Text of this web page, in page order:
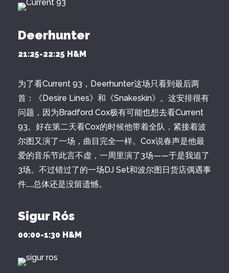
Deerhunter
21:25-22:25 H&M
为了看Current 93，Deerhunter这场只看到最后两
首：《Desire Lines》和《Snakeskin》。这安排很有
问题，因为Bradford Cox极有可能也想去看Current
93。好在第二天看Cox的时候他带着全队，紧接着波
尔图又演了一场，曲目完全一样。Cox说春声是他最
爱的音乐节此言不虚，一周里演了3场——于是我追了
3场。不过错过了的一场DJ Set和波尔图日货店偶遇事
件……总体还是没留遗憾。
Sigur Rós
00:00-1:30 H&M